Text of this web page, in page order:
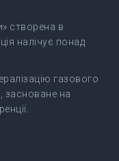
створена в
налічує понад
газового
засноване на